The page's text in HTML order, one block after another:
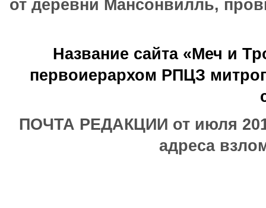
от деревни Мансонвилль,
Название сайта «Меч и
первоиерархом РПЦЗ
ПОЧТА РЕДАКЦИИ от июля
адреса